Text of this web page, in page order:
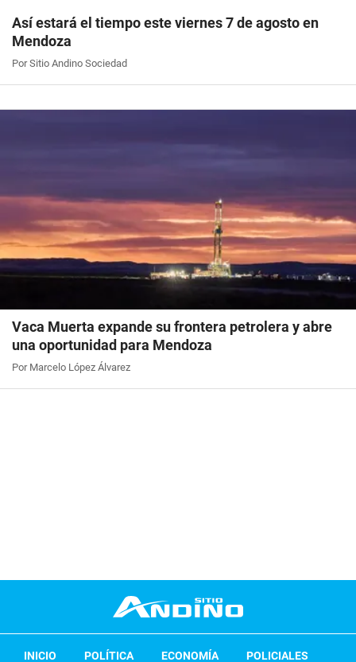
Así estará el tiempo este viernes 7 de agosto en
Mendoza
Por Sitio Andino Sociedad
Vaca Muerta expande su frontera petrolera y abre
una oportunidad para Mendoza
Por Marcelo López Álvarez
INICIO POLÍTICA ECONOMÍA POLICIALES